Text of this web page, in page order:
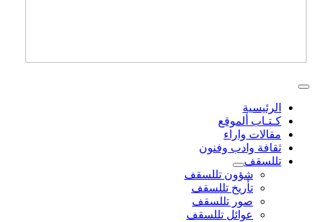
الرئيسية
كـتـاب ألموقع
مقالات واراء
ثقافة وادب وفنون
تللسقف
شؤون تللسقف
تأريخ تللسقف
صور تللسقف
عوائل تللسقف